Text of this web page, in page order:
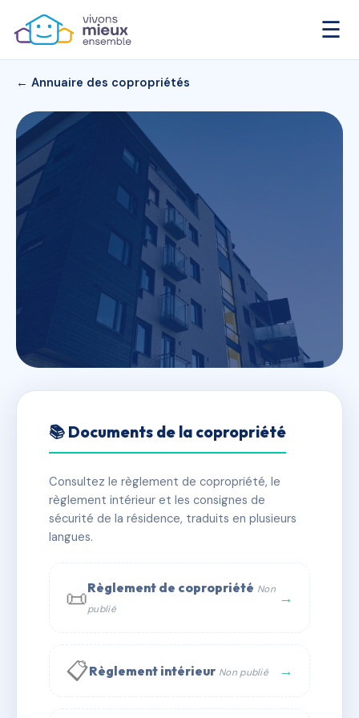
☰
← Annuaire des copropriétés
VILLA BLANCHE
✓ Immatriculée 🏠 40 lots 🏗 1 bâtiment(s)
📞 Contacter Syndic Digital
📚 Documents de la copropriété
Consultez le règlement de copropriété, le
règlement intérieur et les consignes de
sécurité de la résidence, traduits en plusieurs
langues.
📜Règlement de copropriété Non
publié
→
📋Règlement intérieur Non publié →